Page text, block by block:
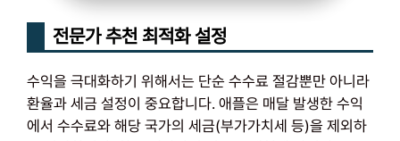
전문가 추천 최적화 설정
수익을 극대화하기 위해서는 단순 수수료 절감뿐만 아니라
환율과 세금 설정이 중요합니다. 애플은 매달 발생한 수익
에서 수수료와 해당 국가의 세금(부가가치세 등)을 제외하